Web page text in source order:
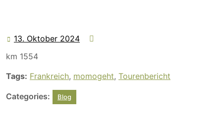
13. Oktober 2024 13.
km 1554
Tags: Frankreich, momogeht, Tourenbericht
Categories: Blog